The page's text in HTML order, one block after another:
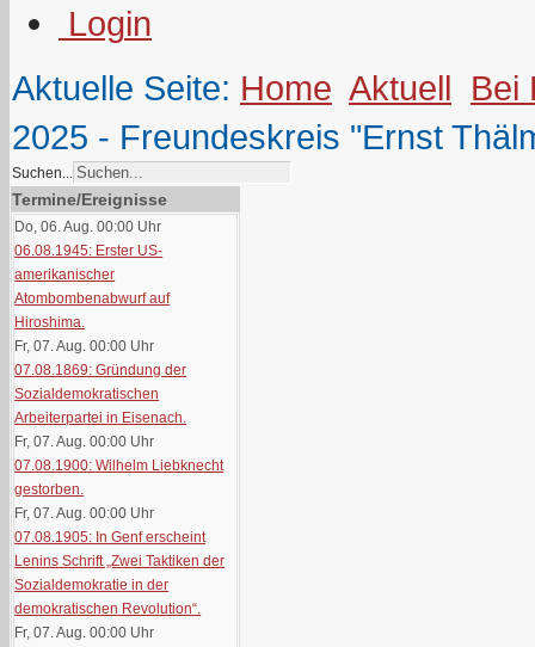
Aktuelle Seite: Home Aktuell Bei
2025 - Freundeskreis "Ernst
Suchen...
Termine/Ereignisse
Do, 06. Aug. 00:00 Uhr
06.08.1945: Erster US-
amerikanischer
Atombombenabwurf auf
Hiroshima.
Fr, 07. Aug. 00:00 Uhr
07.08.1869: Gründung der
Sozialdemokratischen
Arbeiterpartei in Eisenach.
Fr, 07. Aug. 00:00 Uhr
07.08.1900: Wilhelm Liebknecht
gestorben.
Fr, 07. Aug. 00:00 Uhr
07.08.1905: In Genf erscheint
Lenins Schrift „Zwei Taktiken der
Sozialdemokratie in der
demokratischen Revolution“.
Fr, 07. Aug. 00:00 Uhr